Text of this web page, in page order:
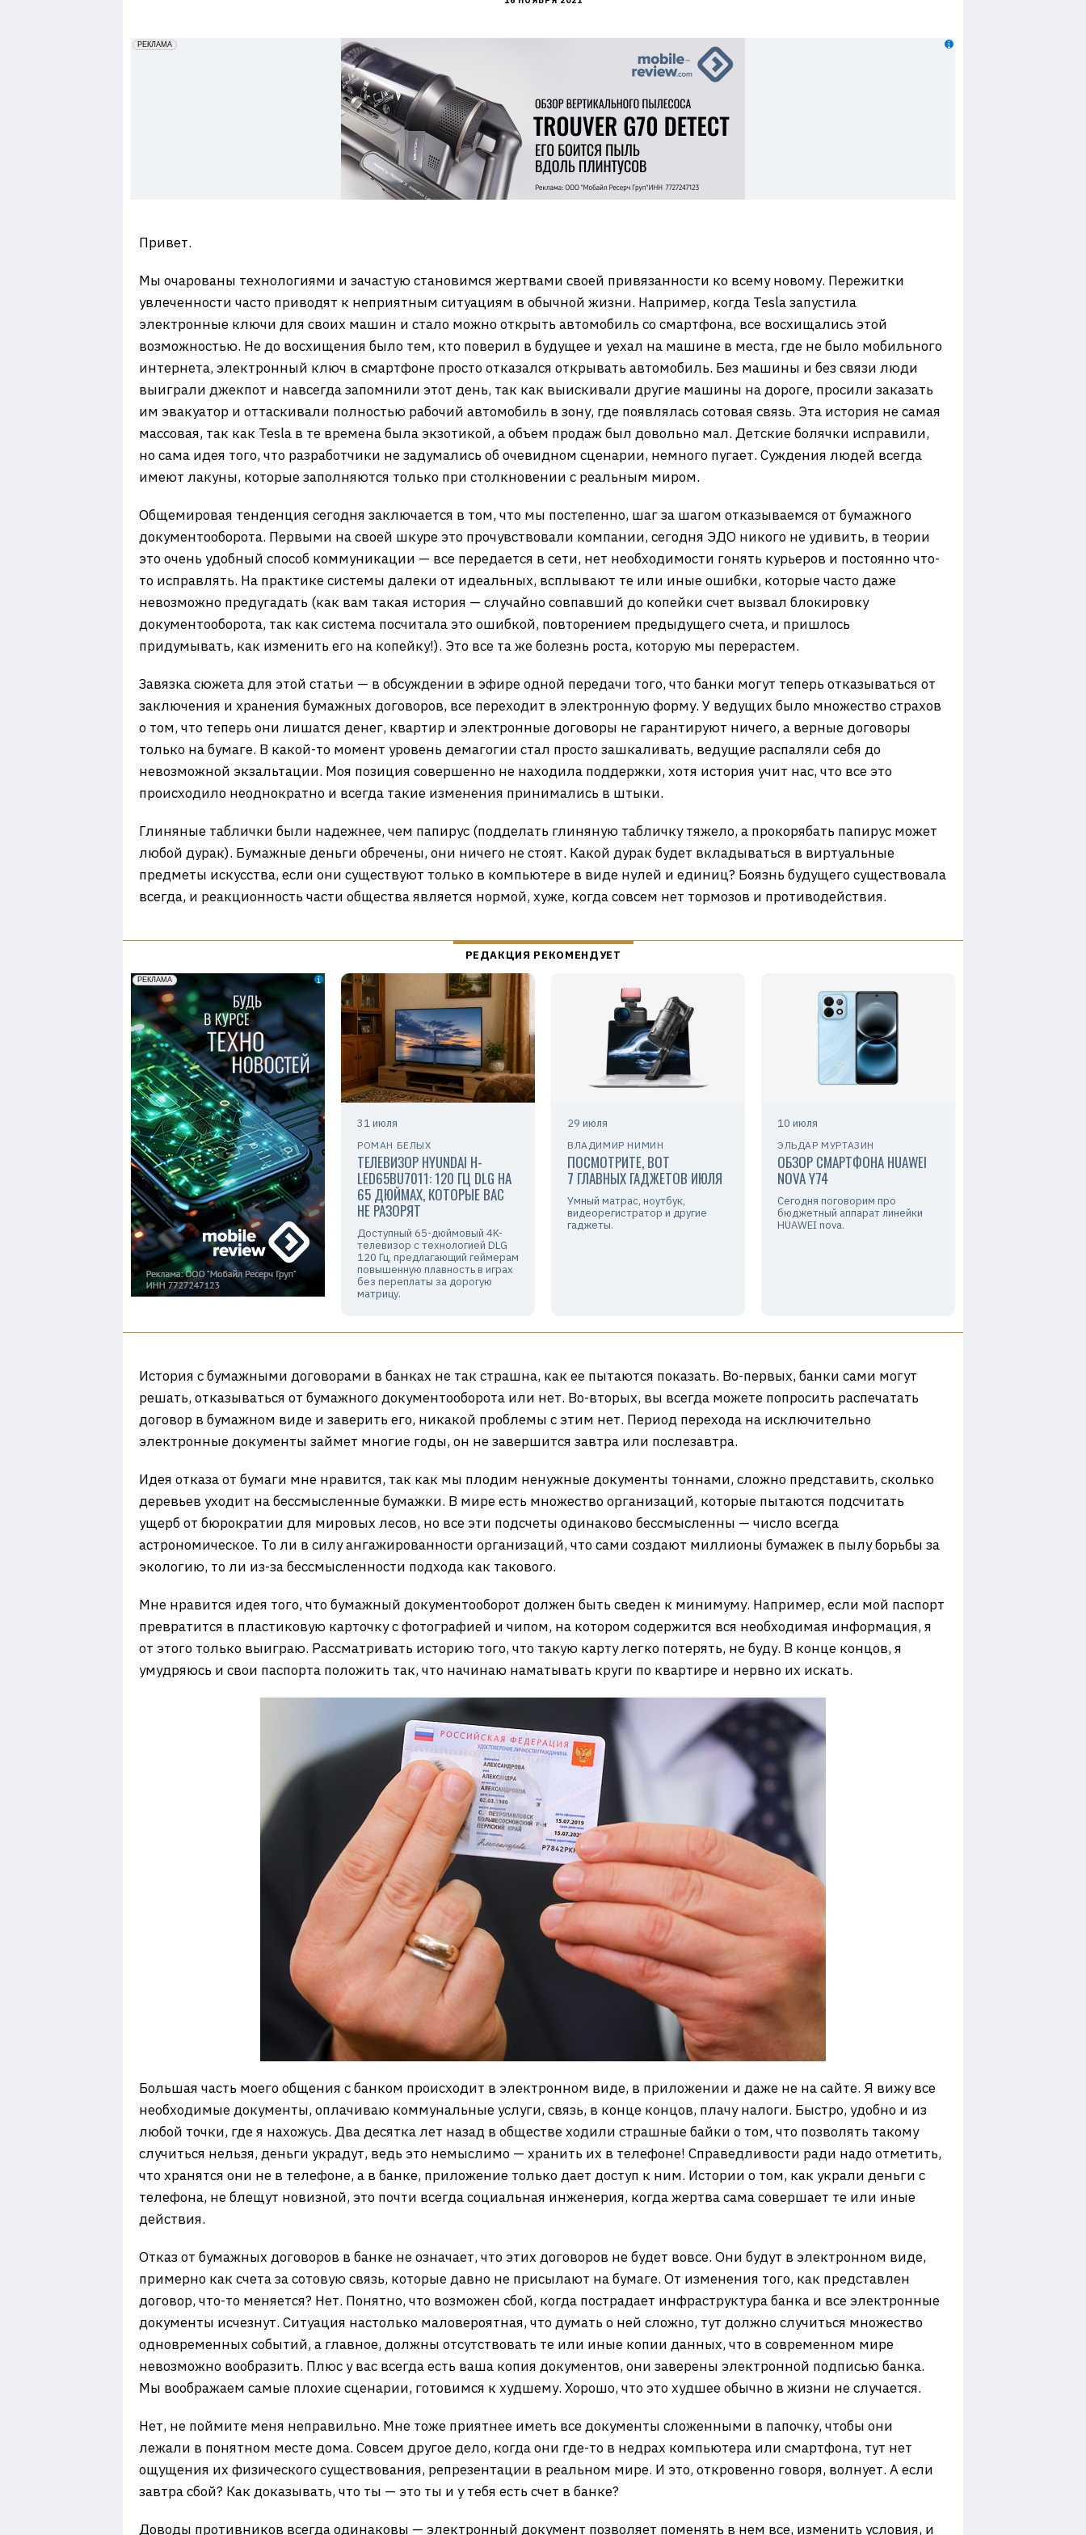
erid: 2VfnxxmNzs5
РЕКЛАМА
Привет.
Мы очарованы технологиями и зачастую становимся жертвами своей привязанности ко всему новому. Пережитки
увлеченности часто приводят к неприятным ситуациям в обычной жизни. Например, когда Tesla запустила
электронные ключи для своих машин и стало можно открыть автомобиль со смартфона, все восхищались этой
возможностью. Не до восхищения было тем, кто поверил в будущее и уехал на машине в места, где не было мобильного
интернета, электронный ключ в смартфоне просто отказался открывать автомобиль. Без машины и без связи люди
выиграли джекпот и навсегда запомнили этот день, так как выискивали другие машины на дороге, просили заказать
им эвакуатор и оттаскивали полностью рабочий автомобиль в зону, где появлялась сотовая связь. Эта история не самая
массовая, так как Tesla в те времена была экзотикой, а объем продаж был довольно мал. Детские болячки исправили,
но сама идея того, что разработчики не задумались об очевидном сценарии, немного пугает. Суждения людей всегда
имеют лакуны, которые заполняются только при столкновении с реальным миром.
Общемировая тенденция сегодня заключается в том, что мы постепенно, шаг за шагом отказываемся от бумажного
документооборота. Первыми на своей шкуре это прочувствовали компании, сегодня ЭДО никого не удивить, в теории
это очень удобный способ коммуникации — все передается в сети, нет необходимости гонять курьеров и постоянно что-
то исправлять. На практике системы далеки от идеальных, всплывают те или иные ошибки, которые часто даже
невозможно предугадать (как вам такая история — случайно совпавший до копейки счет вызвал блокировку
документооборота, так как система посчитала это ошибкой, повторением предыдущего счета, и пришлось
придумывать, как изменить его на копейку!). Это все та же болезнь роста, которую мы перерастем.
Завязка сюжета для этой статьи — в обсуждении в эфире одной передачи того, что банки могут теперь отказываться от
заключения и хранения бумажных договоров, все переходит в электронную форму. У ведущих было множество страхов
о том, что теперь они лишатся денег, квартир и электронные договоры не гарантируют ничего, а верные договоры
только на бумаге. В какой-то момент уровень демагогии стал просто зашкаливать, ведущие распаляли себя до
невозможной экзальтации. Моя позиция совершенно не находила поддержки, хотя история учит нас, что все это
происходило неоднократно и всегда такие изменения принимались в штыки.
Глиняные таблички были надежнее, чем папирус (подделать глиняную табличку тяжело, а прокорябать папирус может
любой дурак). Бумажные деньги обречены, они ничего не стоят. Какой дурак будет вкладываться в виртуальные
предметы искусства, если они существуют только в компьютере в виде нулей и единиц? Боязнь будущего существовала
всегда, и реакционность части общества является нормой, хуже, когда совсем нет тормозов и противодействия.
31 июля
РОМАН БЕЛЫХ
ТЕЛЕВИЗОР HYUNDAI H-
LED65BU7011: 120 ГЦ DLG НА
65 ДЮЙМАХ, КОТОРЫЕ ВАС
НЕ РАЗОРЯТ
Доступный 65-дюймовый 4K-
телевизор с технологией DLG
120 Гц, предлагающий геймерам
повышенную плавность в играх
без переплаты за дорогую
матрицу.
29 июля
ВЛАДИМИР НИМИН
ПОСМОТРИТЕ, ВОТ
7 ГЛАВНЫХ ГАДЖЕТОВ ИЮЛЯ
Умный матрас, ноутбук,
видеорегистратор и другие
гаджеты.
10 июля
ЭЛЬДАР МУРТАЗИН
ОБЗОР СМАРТФОНА HUAWEI
NOVA Y74
Сегодня поговорим про
бюджетный аппарат линейки
HUAWEI nova.
История с бумажными договорами в банках не так страшна, как ее пытаются показать. Во-первых, банки сами могут
решать, отказываться от бумажного документооборота или нет. Во-вторых, вы всегда можете попросить распечатать
договор в бумажном виде и заверить его, никакой проблемы с этим нет. Период перехода на исключительно
электронные документы займет многие годы, он не завершится завтра или послезавтра.
Идея отказа от бумаги мне нравится, так как мы плодим ненужные документы тоннами, сложно представить, сколько
деревьев уходит на бессмысленные бумажки. В мире есть множество организаций, которые пытаются подсчитать
ущерб от бюрократии для мировых лесов, но все эти подсчеты одинаково бессмысленны — число всегда
астрономическое. То ли в силу ангажированности организаций, что сами создают миллионы бумажек в пылу борьбы за
экологию, то ли из-за бессмысленности подхода как такового.
Мне нравится идея того, что бумажный документооборот должен быть сведен к минимуму. Например, если мой паспорт
превратится в пластиковую карточку с фотографией и чипом, на котором содержится вся необходимая информация, я
от этого только выиграю. Рассматривать историю того, что такую карту легко потерять, не буду. В конце концов, я
умудряюсь и свои паспорта положить так, что начинаю наматывать круги по квартире и нервно их искать.
Большая часть моего общения с банком происходит в электронном виде, в приложении и даже не на сайте. Я вижу все
необходимые документы, оплачиваю коммунальные услуги, связь, в конце концов, плачу налоги. Быстро, удобно и из
любой точки, где я нахожусь. Два десятка лет назад в обществе ходили страшные байки о том, что позволять такому
случиться нельзя, деньги украдут, ведь это немыслимо — хранить их в телефоне! Справедливости ради надо отметить,
что хранятся они не в телефоне, а в банке, приложение только дает доступ к ним. Истории о том, как украли деньги с
телефона, не блещут новизной, это почти всегда социальная инженерия, когда жертва сама совершает те или иные
действия.
Отказ от бумажных договоров в банке не означает, что этих договоров не будет вовсе. Они будут в электронном виде,
примерно как счета за сотовую связь, которые давно не присылают на бумаге. От изменения того, как представлен
договор, что-то меняется? Нет. Понятно, что возможен сбой, когда пострадает инфраструктура банка и все электронные
документы исчезнут. Ситуация настолько маловероятная, что думать о ней сложно, тут должно случиться множество
одновременных событий, а главное, должны отсутствовать те или иные копии данных, что в современном мире
невозможно вообразить. Плюс у вас всегда есть ваша копия документов, они заверены электронной подписью банка.
Мы воображаем самые плохие сценарии, готовимся к худшему. Хорошо, что это худшее обычно в жизни не случается.
Нет, не поймите меня неправильно. Мне тоже приятнее иметь все документы сложенными в папочку, чтобы они
лежали в понятном месте дома. Совсем другое дело, когда они где-то в недрах компьютера или смартфона, тут нет
ощущения их физического существования, репрезентации в реальном мире. И это, откровенно говоря, волнует. А если
завтра сбой? Как доказывать, что ты — это ты и у тебя есть счет в банке?
Доводы противников всегда одинаковы — электронный документ позволяет поменять в нем все, изменить условия, и